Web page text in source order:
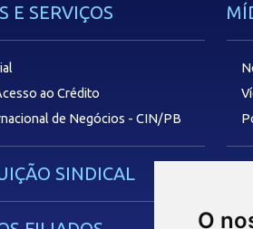
O
E SERVIÇOS
ao Crédito
de Negócios - CIN/PB
SINDICAL